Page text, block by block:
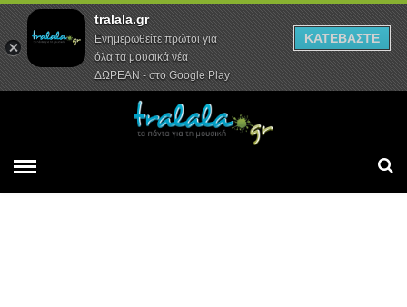
Αρχική Συνεντεύξεις Ρεπορτάζ
tralala.gr
Ενημερωθείτε πρώτοι για
όλα τα μουσικά νέα
ΔΩΡΕΑΝ - στο Google Play
ΚΑΤΕΒΑΣΤΕ